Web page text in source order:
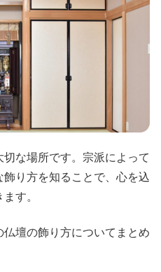
な場所です。宗派によって
り方を知ることで、心を込
す。
壇の飾り方についてまとめ